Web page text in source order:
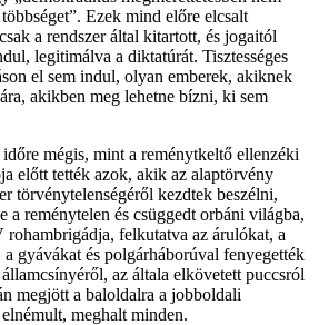
Ezek mind előre elcsalt
a rendszer által kitartott, és jogaitól
legitimálva a diktatúrát. Tisztességes
el sem indul, olyan emberek, akiknek
akikben meg lehetne bízni, ki sem
mégis, mint a reménytkeltő ellenzéki
előtt tették azok, akik az alaptörvény
törvénytelenségéről kezdtek beszélni,
a reménytelen és csüggedt orbáni világba,
felkutatva az árulókat, a
gyávákat és polgárháborúval fenyegették
az általa elkövetett puccsról
megjött a baloldalra a jobboldali
meghalt minden.